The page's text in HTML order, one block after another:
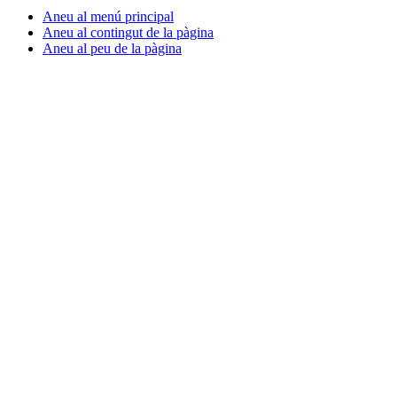
Aneu al menú principal
Aneu al contingut de la pàgina
Aneu al peu de la pàgina